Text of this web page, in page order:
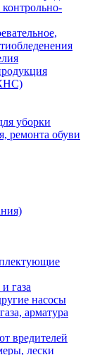
уборки
ремонта обуви
газа
насосы
арматура
вредителей
лески